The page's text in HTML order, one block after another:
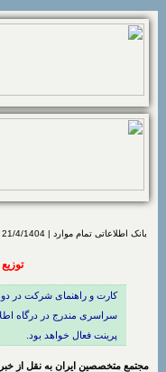
بانک اطلاعاتی تمام موارد | 21/4/1404 | 255 بار مشاهده | درج شده توسط
توزیع
پرینت فعال خواهد بود.
مجتمع متخصصین ایران به نقل از